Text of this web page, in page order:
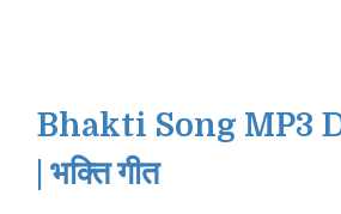
Bhakti Song MP3
| भक्ति गीत